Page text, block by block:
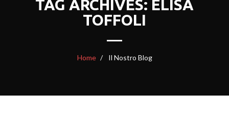
TAG ARCHIVES: ELISA
TOFFOLI
Home Il Nostro Blog